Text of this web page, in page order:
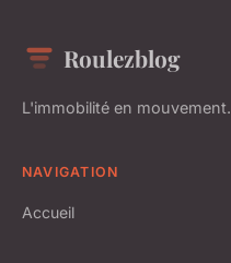
Roulezblog
L'immobilité en mouvement.
NAVIGATION
Accueil